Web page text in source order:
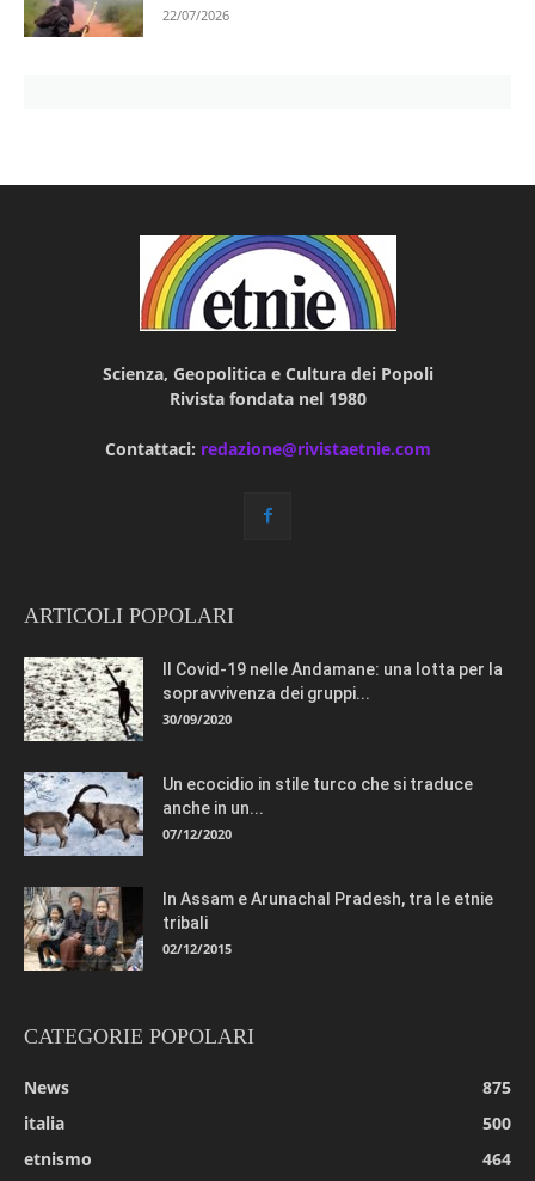
22/07/2026
Scienza, Geopolitica e Cultura dei Popoli
Rivista fondata nel 1980
Contattaci: redazione@rivistaetnie.com
ARTICOLI POPOLARI
Il Covid-19 nelle Andamane: una lotta per la
sopravvivenza dei gruppi...
30/09/2020
Un ecocidio in stile turco che si traduce
anche in un...
07/12/2020
In Assam e Arunachal Pradesh, tra le etnie
tribali
02/12/2015
CATEGORIE POPOLARI
News
875
italia
500
etnismo
464